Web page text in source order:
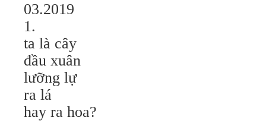
03.2019
1.
ta là cây
đầu xuân
lưỡng lự
ra lá
hay ra hoa?